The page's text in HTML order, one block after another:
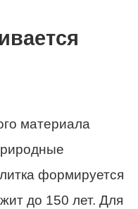
материала
формируется
до 150 лет. Для